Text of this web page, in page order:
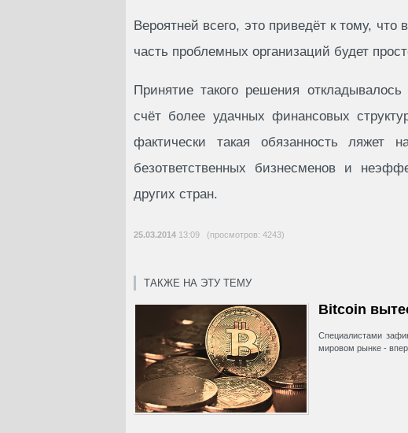
Вероятней всего, это приведёт к тому,
часть проблемных организаций будет
Принятие такого решения
счёт более удачных финансовых
фактически такая обязанность
безответственных бизнесменов и
других стран.
25.03.2014 13:09 (просмотров: 4243)
ТАКЖЕ НА ЭТУ ТЕМУ
Bitcoin
Специалистами
мировом рынке -